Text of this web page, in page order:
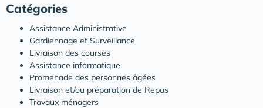
Catégories
Assistance Administrative
Gardiennage et Surveillance
Livraison des courses
Assistance informatique
Promenade des personnes âgées
Livraison et/ou préparation de Repas
Travaux ménagers